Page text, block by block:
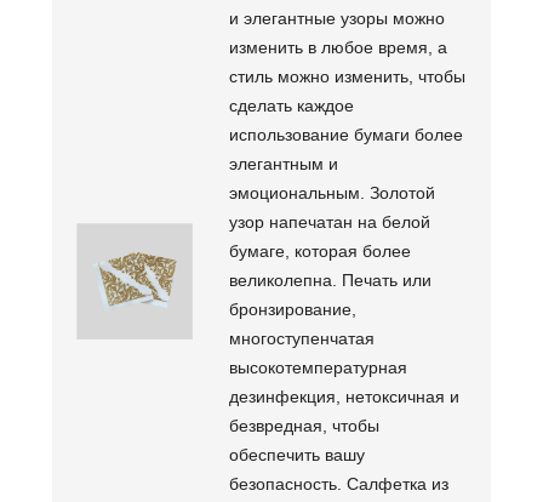
и элегантные узоры можно
изменить в любое время, а
стиль можно изменить, чтобы
сделать каждое
использование бумаги более
элегантным и
эмоциональным. Золотой
узор напечатан на белой
бумаге, которая более
великолепна. Печать или
бронзирование,
многоступенчатая
высокотемпературная
дезинфекция, нетоксичная и
безвредная, чтобы
обеспечить вашу
безопасность. Салфетка из